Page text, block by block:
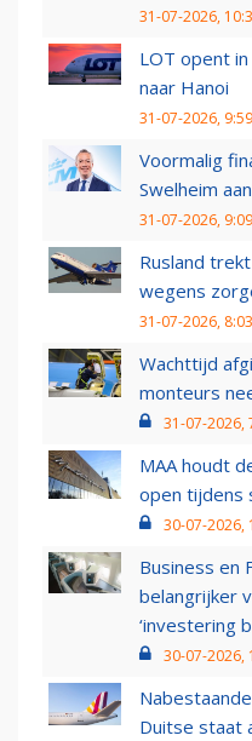
31-07-2026,
LOT opent
naar Hanoi
31-07-2026, 9:59
Voormalig
Swelheim
31-07-2026, 9:09
Rusland
wegens
31-07-2026, 8:03
Wachttijd
monteurs
31-07-2026,
MAA houdt
open tijdens
30-07-2026,
Business en
belangrijker
‘investering
30-07-2026,
Duitse staat